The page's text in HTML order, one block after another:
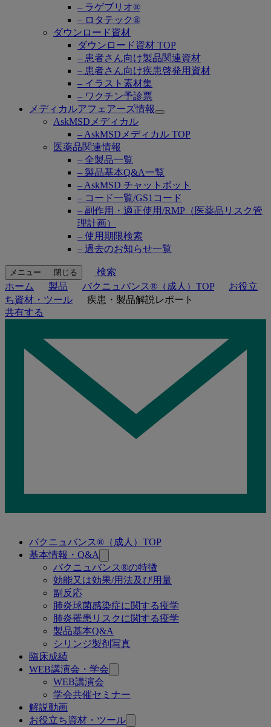
– ラゲブリオ®
– ロタテック®
ダウンロード資材
ダウンロード資材 TOP
– 患者さん向け製品関連資材
– 患者さん向け疾患啓発用資材
– イラスト素材集
– ワクチン予診票
メディカルアフェアーズ情報
Open
AskMSDメディカル
– AskMSDメディカル TOP
医薬品関連情報
– 全製品一覧
– 製品基本Q&A一覧
– AskMSD チャットボット
– コード一覧/GS1コード
– 副作用・適正使用/RMP（医薬品リスク管
理計画）
– 使用期限検索
– 過去のお知らせ一覧
メニュー 閉じる
検索
ホーム
製品 バクニュバンス®（成人）TOP
お役立
ち資材・ツール
疾患・製品解説レポート
共有する
バクニュバンス®（成人）TOP
基本情報・Q&A
バクニュバンス®の特徴
効能又は効果/用法及び用量
副反応
肺炎球菌感染症に関する疫学
肺炎罹患リスクに関する疫学
製品基本Q&A
シリンジ製剤写真
臨床成績
WEB講演会・学会
WEB講演会
学会共催セミナー
解説動画
お役立ち資材・ツール